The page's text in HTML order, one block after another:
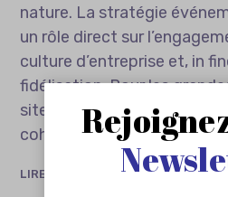
nature. La stratégie
un rôle direct sur
culture d’entreprise et, in
fidélisation. Pour les
sites, l’enjeu est double :
cohérence d’expérience...
LIRE PLUS